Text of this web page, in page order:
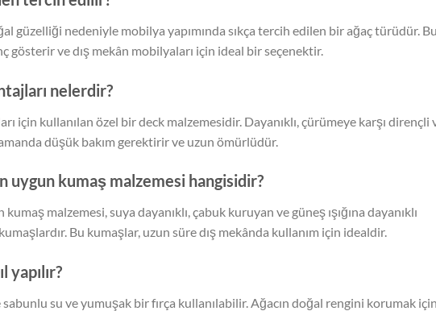
güzelliği nedeniyle mobilya yapımında sıkça tercih edilen bir ağaç türüdür. Bu
gösterir ve dış mekân mobilyaları için ideal bir seçenektir.
nelerdir?
için kullanılan özel bir deck malzemesidir. Dayanıklı, çürümeye karşı dirençli
düşük bakım gerektirir ve uzun ömürlüdür.
uygun kumaş malzemesi hangisidir?
malzemesi, suya dayanıklı, çabuk kuruyan ve güneş ışığına dayanıklı
Bu kumaşlar, uzun süre dış mekânda kullanım için idealdir.
yapılır?
su ve yumuşak bir fırça kullanılabilir. Ağacın doğal rengini korumak için